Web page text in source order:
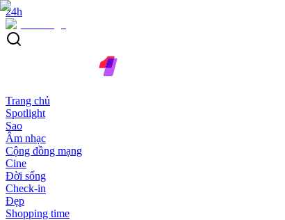
24h
Trang chủ
Spotlight
Sao
Âm nhạc
Cộng đồng mạng
Cine
Đời sống
Check-in
Đẹp
Shopping time